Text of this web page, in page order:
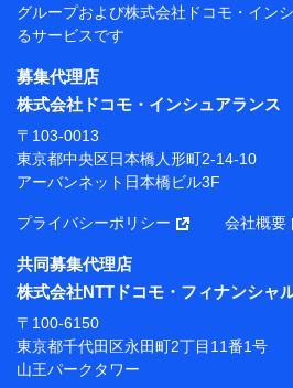
当社
株式会社NTTドコモ・フィナンシ
【利用目的】
当社または株式会社NTTドコモ
プが提供する保険関連サービス
付および管理のため
当社または株式会社NTTドコモ・
携会社の保険その他に関する情報
維持管理等の委託業務遂行のため
関連する当社または株式会社NTT
ルグループおよび提携会社のサー
ため
（各サービスで取得したサービス
トの閲覧履歴、購買履歴、ご契約
ータを分析して、お客さまの趣味
グループおよび株式会社ドコモ・イン
るサービスです
募集代理店
株式会社ドコモ・インシュアランス
〒103-0013
東京都中央区日本橋人形町2-14-10
アーバンネット日本橋ビル3F
プライバシーポリシー 会社概要
共同募集代理店
株式会社NTTドコモ・フィナンシャ
〒100-6150
東京都千代田区永田町2丁目11番1号
山王パークタワー